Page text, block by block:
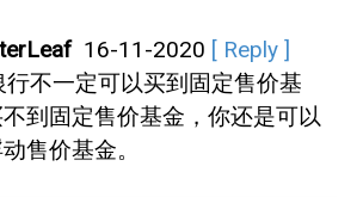
16-11-2020
[ Reply ]
行不一定可以买到固定售价基
到固定售价基金，你还是可以
售价基金。